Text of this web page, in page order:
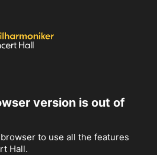
version is out of
to use all the features
Hall.